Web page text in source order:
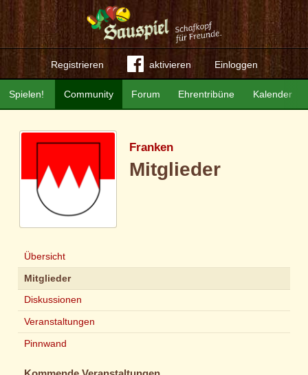
Registrieren aktivieren Einloggen
Community Forum Ehrentribüne Kalender
Spielen!
Franken
Mitglieder
Übersicht
Mitglieder
Diskussionen
Veranstaltungen
Pinnwand